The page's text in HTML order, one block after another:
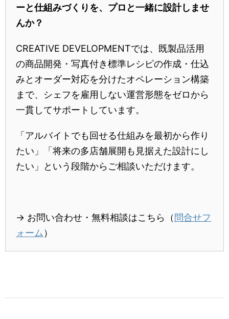
ーと仕組みづくりを、プロと一緒に設計しませ
んか？
CREATIVE DEVELOPMENTでは、既製品活用
の商品開発・写真付き標準レシピの作成・仕込
みとオーダー対応を分けたオペレーション構築
まで、シェフを雇用しない運営形態をゼロから
一貫してサポートしています。
「アルバイトでも回せる仕組みを最初から作り
たい」「将来の多店舗展開も見据えた設計にし
たい」という段階からご相談いただけます。
→ お問い合わせ・無料相談はこちら（問合せフ
ォーム ）